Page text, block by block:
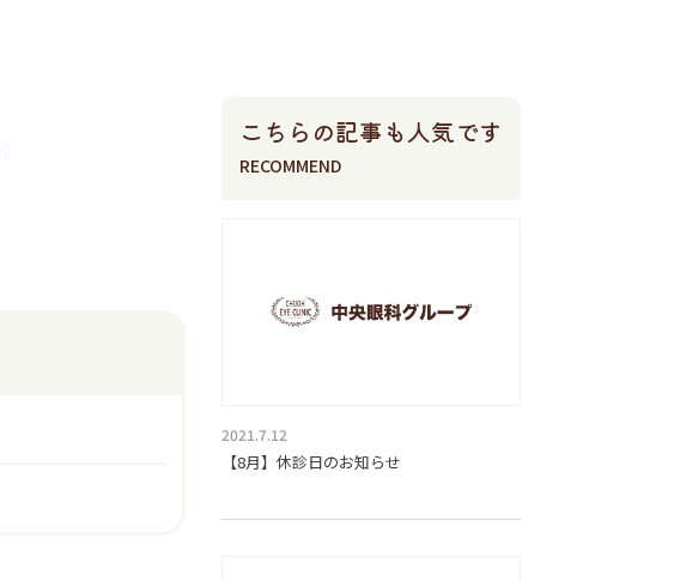
こちらの記事も人気です
RECOMMEND
2021.7.12
【8月】休診日のお知らせ